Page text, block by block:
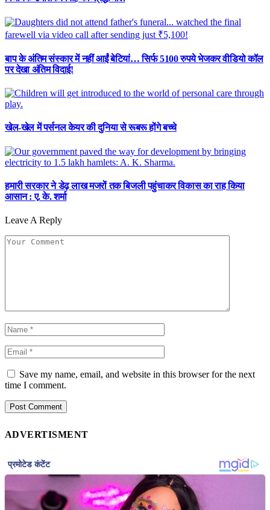
बाप के अंतिम संस्कार में नहीं आईं बेटियां… सिर्फ 5100 रुपये भेजकर वीडियो कॉल
पर देखा अंतिम विदाई!
खेल-खेल में पर्सनल केयर की दुनिया से रूबरू होंगे बच्चे
हमारी सरकार ने डेढ़ लाख मजरों तक बिजली पहुंचाकर विकास का राह किया
आसान : ए. के. शर्मा
Leave A Reply
Save my name, email, and website in this browser for the next
time I comment.
ADVERTISMENT